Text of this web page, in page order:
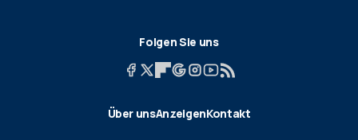
Folgen Sie uns
Über unsAnzeigenKontakt